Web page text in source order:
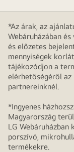
*Az árak, az
Webáruházában
és előzetes
mennyiségek
tájékozódjon a
elérhetőségéről az
partnereinknél.
*Ingyenes
Magyarország
LG Webáruházban
porszívó,
termékekre.